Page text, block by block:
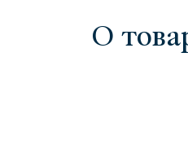
О